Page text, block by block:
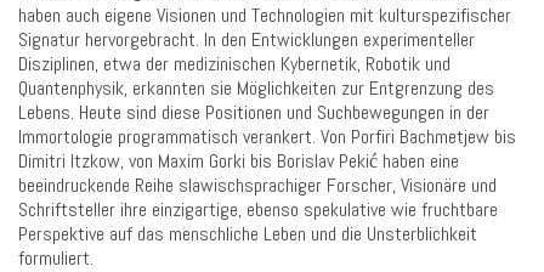
haben auch eigene Visionen und Technologien mit kulturspezifischer
Signatur hervorgebracht. In den Entwicklungen experimenteller
Disziplinen, etwa der medizinischen Kybernetik, Robotik und
Quantenphysik, erkannten sie Möglichkeiten zur Entgrenzung des
Lebens. Heute sind diese Positionen und Suchbewegungen in der
Immortologie programmatisch verankert. Von Porfiri Bachmetjew bis
Dimitri Itzkow, von Maxim Gorki bis Borislav Pekić haben eine
beeindruckende Reihe slawischsprachiger Forscher, Visionäre und
Schriftsteller ihre einzigartige, ebenso spekulative wie fruchtbare
Perspektive auf das menschliche Leben und die Unsterblichkeit
formuliert.